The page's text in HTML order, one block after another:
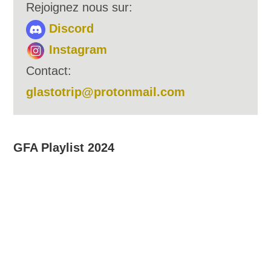
Rejoignez nous sur:
Discord
Instagram
Contact:
glastotrip@protonmail.com
GFA Playlist 2024